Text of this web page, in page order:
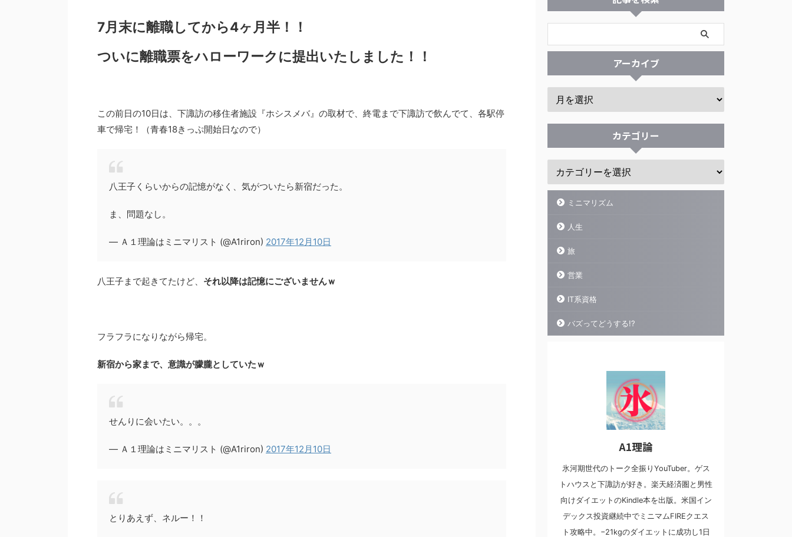
7月末に離職してから4ヶ月半！！
ついに離職票をハローワークに提出いたしました！！
この前日の10日は、下諏訪の移住者施設『ホシスメバ』の取材で、終電まで下諏訪で飲んでて、各駅停
車で帰宅！（青春18きっぷ開始日なので）
八王子くらいからの記憶がなく、気がついたら新宿だった。
ま、問題なし。
— Ａ１理論はミニマリスト (@A1riron) 2017年12月10日
八王子まで起きてたけど、 それ以降は記憶にございませんｗ
フラフラになりながら帰宅。
新宿から家まで、意識が朦朧としていたｗ
せんりに会いたい。。。
— Ａ１理論はミニマリスト (@A1riron) 2017年12月10日
とりあえず、ネルー！！
アーカイブ
カテゴリー
ミニマリズム
人生
旅
営業
IT系資格
バズってどうする!?
A1理論
氷河期世代のトーク全振りYouTuber。ゲス
トハウスと下諏訪が好き。楽天経済圏と男性
向けダイエットのKindle本を出版。米国イン
デックス投資継続中でミニマムFIREクエス
ト攻略中。−21kgのダイエットに成功し1日